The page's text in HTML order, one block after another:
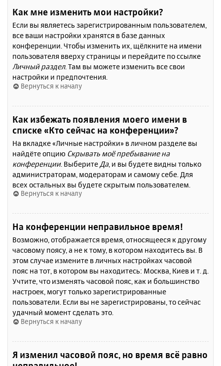
Как мне изменить мои настройки?
Если вы являетесь зарегистрированным пользователем,
все ваши настройки хранятся в базе данных
конференции. Чтобы изменить их, щёлкните на имени
пользователя вверху страницы и перейдите по ссылке
Личный раздел. Там вы можете изменить все свои
настройки и предпочтения.
Вернуться к началу
Как избежать появления моего имени в
списке «Кто сейчас на конференции»?
На вкладке «Личные настройки» в личном разделе вы
найдёте опцию Скрывать моё пребывание на
конференции. Выберите Да, и вы будете видны только
администраторам, модераторам и самому себе. Для
всех остальных вы будете скрытым пользователем.
Вернуться к началу
На конференции неправильное время!
Возможно, отображается время, относящееся к другому
часовому поясу, а не к тому, в котором находитесь вы. В
этом случае измените в личных настройках часовой
пояс на тот, в котором вы находитесь: Москва, Киев и т. д.
Учтите, что изменять часовой пояс, как и большинство
настроек, могут только зарегистрированные
пользователи. Если вы не зарегистрированы, то сейчас
удачный момент сделать это.
Вернуться к началу
Я изменил часовой пояс, но время всё равно